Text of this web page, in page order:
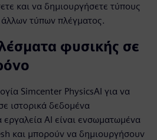
και να δημιουργήσετε τύπους
τύπων πλέγματος.
φυσικής σε
Simcenter PhysicsAI για να
ιστορικά δεδομένα
AI είναι ενσωματωμένα
και μπορούν να δημιουργήσουν